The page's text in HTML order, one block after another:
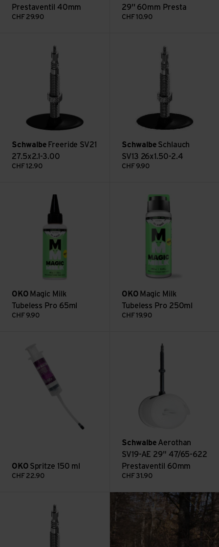
Prestaventil 40mm
CHF 29.90
29'' 60mm Presta
CHF 10.90
Schwalbe Freeride SV21
27.5x2.1-3.00
CHF 12.90
Schwalbe Schlauch
SV13 26x1.50-2.4
CHF 9.90
OKO Magic Milk
Tubeless Pro 65ml
CHF 9.90
OKO Magic Milk
Tubeless Pro 250ml
CHF 19.90
OKO Spritze 150 ml
CHF 22.90
Schwalbe Aerothan
SV19-AE 29" 47/65-622
Prestaventil 60mm
CHF 31.90
Freeride SV19F 29x2.1-3.0 ansehenMehr lesen: Gravelbike im